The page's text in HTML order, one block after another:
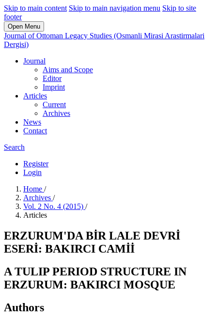
Skip to main content Skip to main navigation menu Skip to site
footer
Open Menu
Journal of Ottoman Legacy Studies (Osmanli Mirasi Arastirmalari
Dergisi)
Journal
Aims and Scope
Editor
Imprint
Articles
Current
Archives
News
Contact
Search
Register
Login
Home /
Archives /
Vol. 2 No. 4 (2015) /
Articles
ERZURUM'DA BİR LALE DEVRİ
ESERİ: BAKIRCI CAMİİ
A TULIP PERIOD STRUCTURE IN
ERZURUM: BAKIRCI MOSQUE
Authors